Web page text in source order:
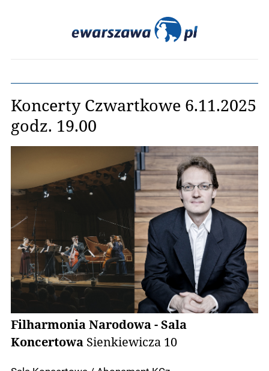
Koncerty Czwartkowe 6.11.2025
godz. 19.00
Filharmonia Narodowa - Sala
Koncertowa Sienkiewicza 10